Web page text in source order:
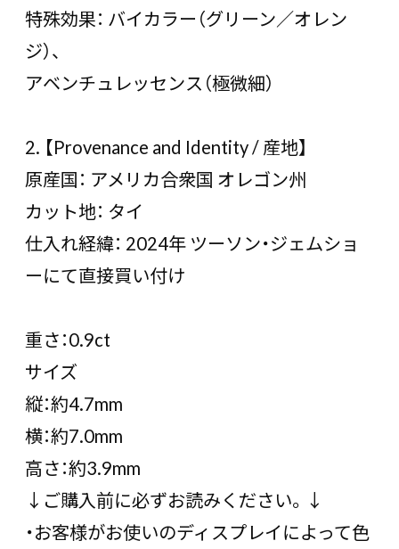
特殊効果： バイカラー（グリーン／オレン
ジ）、
アベンチュレッセンス（極微細）
2. 【Provenance and Identity / 産地】
原産国： アメリカ合衆国 オレゴン州
カット地： タイ
仕入れ経緯： 2024年 ツーソン・ジェムショ
ーにて直接買い付け
重さ：0.9ct
サイズ
縦：約4.7mm
横：約7.0mm
高さ：約3.9mm
↓ご購入前に必ずお読みください。↓
・お客様がお使いのディスプレイによって色